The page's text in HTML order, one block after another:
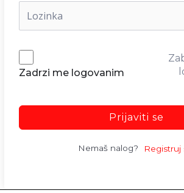
Zadrzi me logovanim
Prijaviti se
Nemaš nalog? Registruj